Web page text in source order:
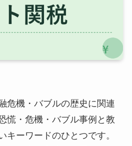
危機・バブルの歴史に関連
慌・危機・バブル事例と教
キーワードのひとつです。